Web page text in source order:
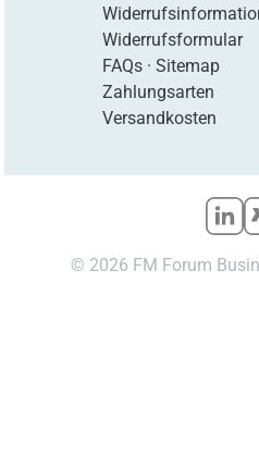
Widerrufsformular
FAQs· Sitemap
Zahlungsarten
Versandkosten
© 2026 FM Forum